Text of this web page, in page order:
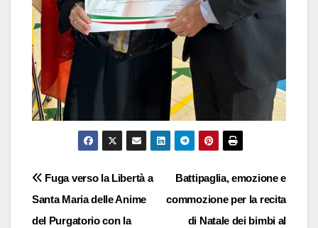
Navigazione
articoli
Battipaglia, emozione e
commozione per la recita
di Natale dei bimbi al
Fuga verso la Libertà a
Santa Maria delle Anime
del Purgatorio con la